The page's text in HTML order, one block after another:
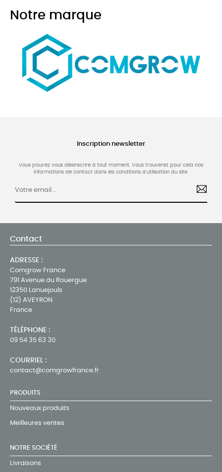
Notre marque
Inscription newsletter
Vous pouvez vous désinscrire à tout moment. Vous trouverez pour cela nos
informations de contact dans les conditions d'utilisation du site.
Contact
ADRESSE :
Comgrow France
791 Avenue du Rouergue
12350 Lanuejouls
(12) AVEYRON
France
TÉLÉPHONE :
09 54 35 63 30
COURRIEL :
contact@comgrowfrance.fr
PRODUITS
Nouveaux produits
Meilleures ventes
NOTRE SOCIÉTÉ
Livraisons